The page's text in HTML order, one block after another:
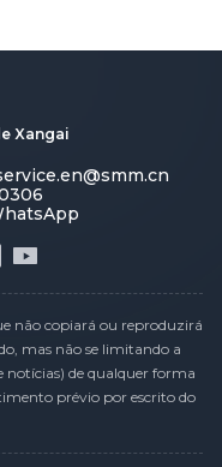
Xangai
não copiará ou reproduzirá
mas não se limitando a
notícias) de qualquer forma
prévio por escrito do